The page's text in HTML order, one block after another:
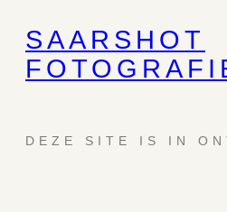
GA
NAAR
DE
SAARSHOT
DEZE SITE IS IN